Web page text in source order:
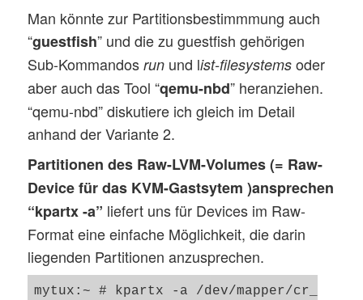
Man könnte zur Partitionsbestimmmung auch
“guestfish” und die zu guestfish gehörigen
Sub-Kommandosrun und list-filesystems oder
aber auch das Tool “qemu-nbd” heranziehen.
“qemu-nbd” diskutiere ich gleich im Detail
anhand der Variante 2.
Partitionen des Raw-LVM-Volumes (= Raw-
Device für das KVM-Gastsytem )ansprechen
“kpartx -a” liefert uns für Devices im Raw-
Format eine einfache Möglichkeit, die darin
liegenden Partitionen anzusprechen.
mytux:~ # kpartx -a /dev/mapper/cr_hd0